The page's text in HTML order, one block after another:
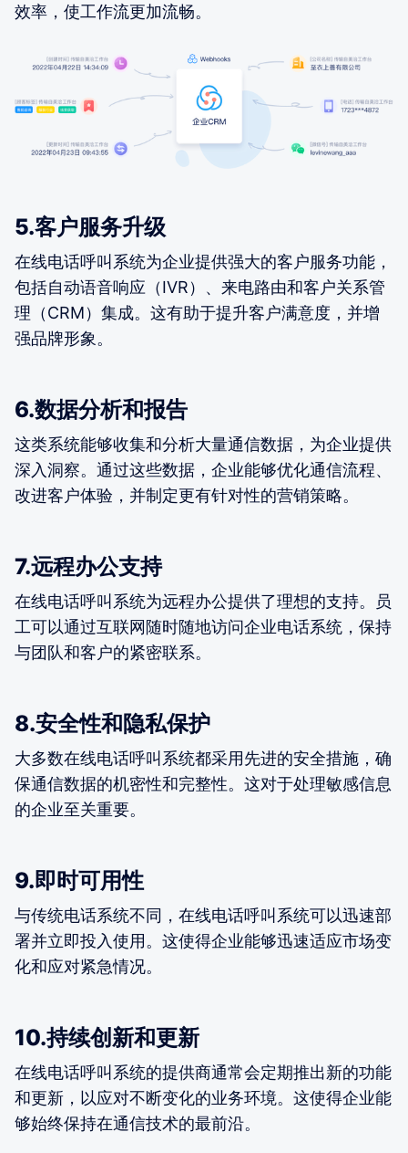
效率，使工作流更加流畅。
5.客户服务升级
在线电话呼叫系统为企业提供强大的客户服务功能，
包括自动语音响应（IVR）、来电路由和客户关系管
理（CRM）集成。这有助于提升客户满意度，并增
强品牌形象。
6.数据分析和报告
这类系统能够收集和分析大量通信数据，为企业提供
深入洞察。通过这些数据，企业能够优化通信流程、
改进客户体验，并制定更有针对性的营销策略。
7.远程办公支持
在线电话呼叫系统为远程办公提供了理想的支持。员
工可以通过互联网随时随地访问企业电话系统，保持
与团队和客户的紧密联系。
8.安全性和隐私保护
大多数在线电话呼叫系统都采用先进的安全措施，确
保通信数据的机密性和完整性。这对于处理敏感信息
的企业至关重要。
9.即时可用性
与传统电话系统不同，在线电话呼叫系统可以迅速部
署并立即投入使用。这使得企业能够迅速适应市场变
化和应对紧急情况。
10.持续创新和更新
在线电话呼叫系统的提供商通常会定期推出新的功能
和更新，以应对不断变化的业务环境。这使得企业能
够始终保持在通信技术的最前沿。